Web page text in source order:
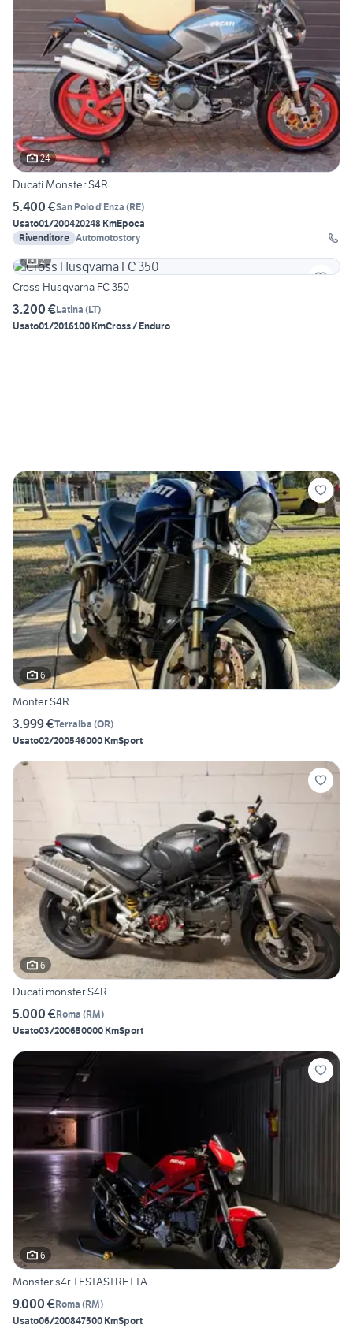
24
Ducati Monster S4R
5.400 €San Polo d'Enza (RE)
Usato01/200420248 KmEpoca
Rivenditore Automotostory
2
Cross Husqvarna FC 350
3.200 €Latina (LT)
Usato01/2016100 KmCross / Enduro
6
Monter S4R
3.999 €Terralba (OR)
Usato02/200546000 KmSport
6
Ducati monster S4R
5.000 €Roma (RM)
Usato03/200650000 KmSport
6
Monster s4r TESTASTRETTA
9.000 €Roma (RM)
Usato06/200847500 KmSport